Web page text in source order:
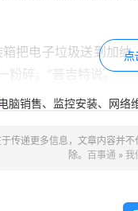
箱把电子垃圾送到加
粉碎。”普吉特说。
，情况并没有发生太
但却缺乏足够的资源
点
脑销售、监控安装、网
传递更多信息，文章内容并
除。 百事通 » 我